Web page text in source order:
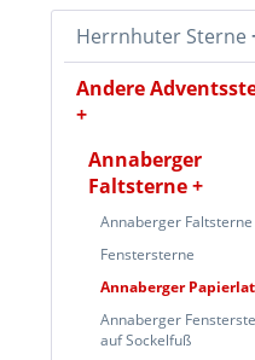
Herrnhuter Sterne
Andere
Annaberger
Faltsterne
Annaberger Faltsterne
Fenstersterne
Annaberger
Annaberger
auf Sockelfuß